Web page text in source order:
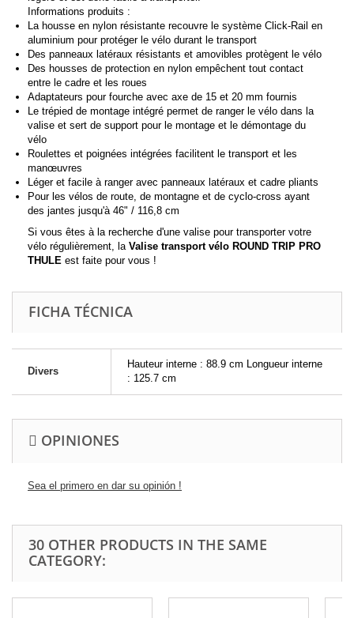
Informations produits :
La housse en nylon résistante recouvre le système Click-Rail en
aluminium pour protéger le vélo durant le transport
Des panneaux latéraux résistants et amovibles protègent le vélo
Des housses de protection en nylon empêchent tout contact
entre le cadre et les roues
Adaptateurs pour fourche avec axe de 15 et 20 mm fournis
Le trépied de montage intégré permet de ranger le vélo dans la
valise et sert de support pour le montage et le démontage du
vélo
Roulettes et poignées intégrées facilitent le transport et les
manœuvres
Léger et facile à ranger avec panneaux latéraux et cadre pliants
Pour les vélos de route, de montagne et de cyclo-cross ayant
des jantes jusqu'à 46" / 116,8 cm
Si vous êtes à la recherche d'une valise pour transporter votre
vélo régulièrement, la Valise transport vélo ROUND TRIP PRO
THULE est faite pour vous !
FICHA TÉCNICA
Divers
Hauteur interne : 88.9 cm Longueur interne
: 125.7 cm
OPINIONES
Sea el primero en dar su opinión !
30 OTHER PRODUCTS IN THE SAME
CATEGORY: